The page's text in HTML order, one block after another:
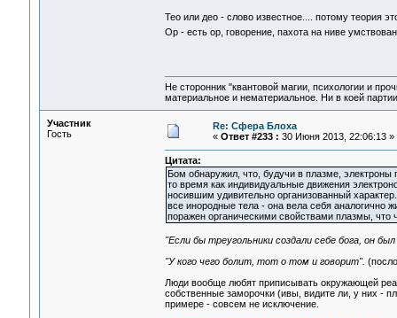
Тео или део - слово известное.... потому теория
Ор - есть ор, говорение, пахота на ниве
Не сторонник "квантовой магии, психологии и
материальное и нематериальное. Ни в коей
Участник
Гость
Re: Сфера Блоха
« Ответ #233 : 30 Июня 2013, 22:06:13 »
Цитата:
Бом обнаружил, что, будучи в плазме, электроны
то время как индивидуальные движения
носившим удивительно организованный
все инородные тела - она вела себя аналогично
поражен органическими свойствами плазмы, что
"Если бы треугольники создали себе бога, он
"У кого чего болит, тот о том и говорит".
Люди вообще любят приписывать окружающей
собственные заморочки (ивы, видите ли, у них -
примере - совсем не исключение.